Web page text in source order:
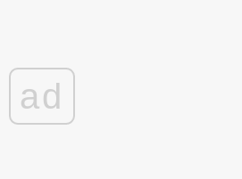
ad